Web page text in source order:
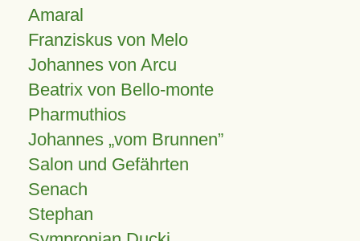
Amaral
Franziskus von Melo
Johannes von Arcu
Beatrix von Bello-monte
Pharmuthios
Johannes vom Brunnen
Salon und Gefährten
Senach
Stephan